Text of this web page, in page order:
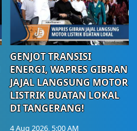
GENJOT TRANSISI
ENERGI, WAPRES GIBRAN
JAJAL LANGSUNG MOTOR
LISTRIK BUATAN LOKAL
DI TANGERANG!
4 Aug 2026, 5:00 AM